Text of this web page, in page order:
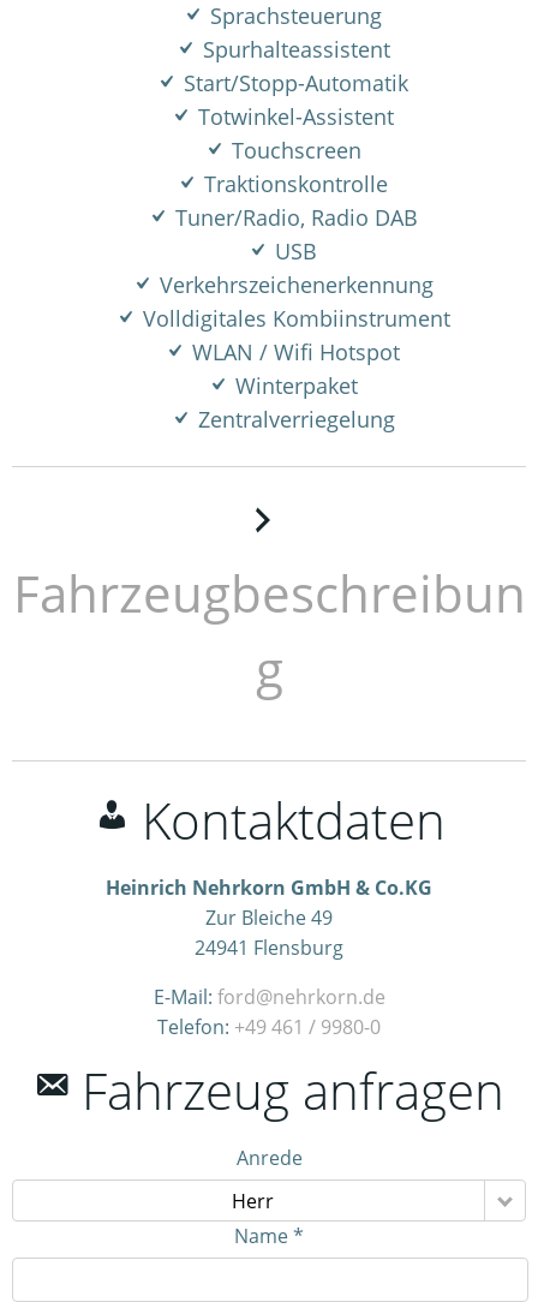
Sprachsteuerung
Spurhalteassistent
Start/Stopp-Automatik
Totwinkel-Assistent
Touchscreen
Traktionskontrolle
Tuner/Radio, Radio DAB
USB
Verkehrszeichenerkennung
Volldigitales Kombiinstrument
WLAN / Wifi Hotspot
Winterpaket
Zentralverriegelung
Fahrzeugbeschreibun
g
Kontaktdaten
Heinrich Nehrkorn GmbH & Co.KG
Zur Bleiche 49
24941 Flensburg
E-Mail: ford@nehrkorn.de
Telefon: +49 461 / 9980-0
Fahrzeug anfragen
Anrede
Herr
Name *